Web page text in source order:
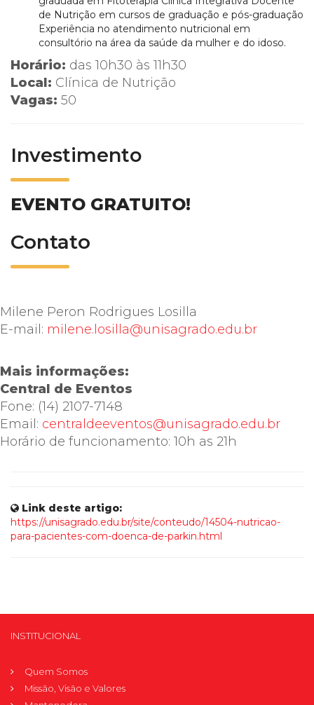
de Nutrição em cursos de graduação e pós-graduação
Experiência no atendimento nutricional em
consultório na área da saúde da mulher e do idoso.
Horário: das 10h30 às 11h30
Local: Clínica de Nutrição
Vagas: 50
Investimento
EVENTO GRATUITO!
Contato
Milene Peron Rodrigues Losilla
E-mail: milene.losilla@unisagrado.edu.br
Mais informações:
Central de Eventos
Fone: (14) 2107-7148
Email: centraldeeventos@unisagrado.edu.br
Horário de funcionamento: 10h as 21h
Link deste artigo:
https://unisagrado.edu.br/site/conteudo/14504-nutricao-
para-pacientes-com-doenca-de-parkin.html
INSTITUCIONAL
Quem Somos
Missão, Visão e Valores